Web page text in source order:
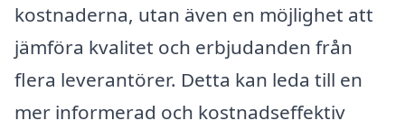
kostnaderna, utan även en möjlighet att
jämföra kvalitet och erbjudanden från
flera leverantörer. Detta kan leda till en
mer informerad och kostnadseffektiv